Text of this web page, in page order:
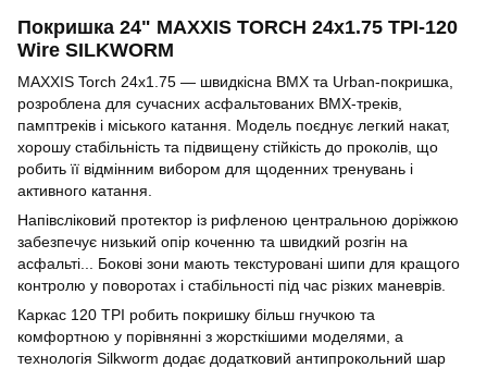
Покришка 24" MAXXIS TORCH 24x1.75 TPI-120
Wire SILKWORM
MAXXIS Torch 24x1.75 — швидкісна BMX та Urban-покришка,
розроблена для сучасних асфальтованих BMX-треків,
памптреків і міського катання. Модель поєднує легкий накат,
хорошу стабільність та підвищену стійкість до проколів, що
робить її відмінним вибором для щоденних тренувань і
активного катання.
Напівсліковий протектор із рифленою центральною доріжкою
забезпечує низький опір коченню та швидкий розгін на
асфальті... Бокові зони мають текстуровані шипи для кращого
контролю у поворотах і стабільності під час різких маневрів.
Каркас 120 TPI робить покришку більш гнучкою та
комфортною у порівнянні з жорсткішими моделями, а
технологія Silkworm додає додатковий антипрокольний шар